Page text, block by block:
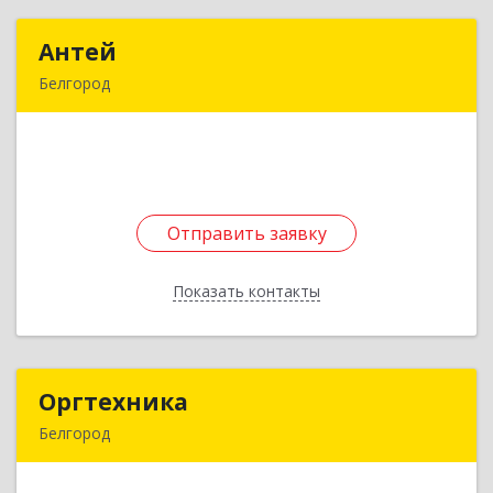
Антей
Белгород
Отправить заявку
Показать контакты
Оргтехника
Белгород